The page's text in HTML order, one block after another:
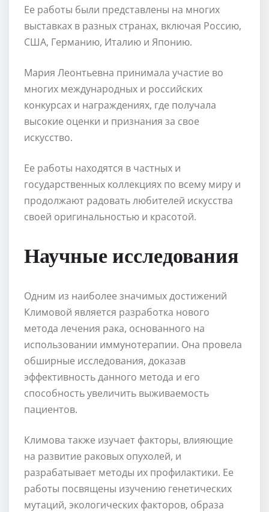
Ее работы были представлены на многих
выставках в разных странах, включая Россию,
США, Германию, Италию и Японию.
Мария Леонтьевна принимала участие во
многих международных и российских
конкурсах и награждениях, где получала
высокие оценки и признания за свое
искусство.
Ее работы находятся в частных и
государственных коллекциях по всему миру и
продолжают радовать любителей искусства
своей оригинальностью и красотой.
Научные исследования
Одним из наиболее значимых достижений
Климовой является разработка нового
метода лечения рака, основанного на
использовании иммунотерапии. Она провела
обширные исследования, доказав
эффективность данного метода и его
способность увеличить выживаемость
пациентов.
Климова также изучает факторы, влияющие
на развитие раковых опухолей, и
разрабатывает методы их профилактики. Ее
работы посвящены изучению генетических
мутаций, экологических факторов, образа